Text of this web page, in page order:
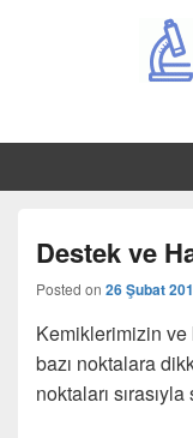
Destek ve
Posted on 26 Şubat
Kemiklerimizin ve
bazı noktalara
noktaları